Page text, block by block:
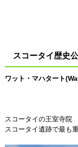
スコータイ歴史
ワット・マハタート
スコータイの王室寺院
スコータイ遺跡で最も